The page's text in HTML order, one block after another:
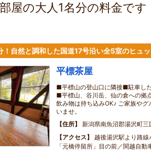
屋の大人1名分の料金で
！自然と調和した国道17号沿い全5室のヒュ
平標茶屋
■平標山の登山口に隣接■駐車し
■平標山、谷川岳、仙の倉への拠
飲み物は持ち込みOK♪ ご家族や
いませ。
住所
新潟県南魚沼郡湯沢町三
アクセス
越後湯沢駅より路
「元橋停留所」目の前／関越自動